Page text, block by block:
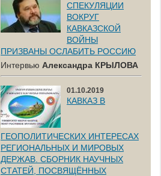
СПЕКУЛЯЦИИ
ВОКРУГ
КАВКАЗСКОЙ
ВОЙНЫ
ПРИЗВАНЫ ОСЛАБИТЬ РОССИЮ
Интервью Александра КРЫЛОВА
01.10.2019
КАВКАЗ В
ГЕОПОЛИТИЧЕСКИХ ИНТЕРЕСАХ
РЕГИОНАЛЬНЫХ И МИРОВЫХ
ДЕРЖАВ. СБОРНИК НАУЧНЫХ
СТАТЕЙ, ПОСВЯЩЁННЫХ